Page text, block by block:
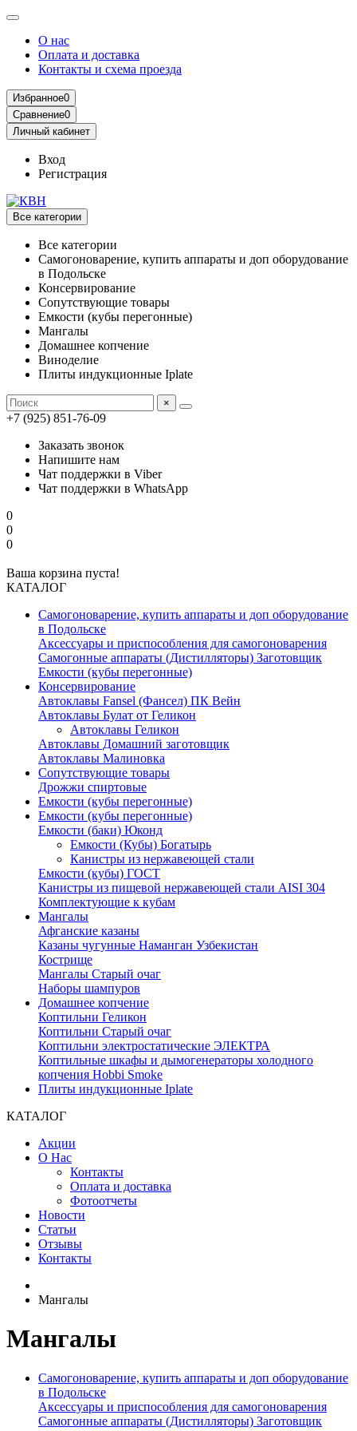
О нас
Оплата и доставка
Контакты и схема проезда
Избранное0
Сравнение0
Личный кабинет
Вход
Регистрация
Все категории
Все категории
Самогоноварение, купить аппараты и доп оборудование
в Подольске
Консервирование
Сопутствующие товары
Емкости (кубы перегонные)
Мангалы
Домашнее копчение
Виноделие
Плиты индукционные Iplate
×
+7 (925) 851-76-09
Заказать звонок
Напишите нам
Чат поддержки в Viber
Чат поддержки в WhatsApp
0
0
0
Ваша корзина пуста!
КАТАЛОГ
Самогоноварение, купить аппараты и доп оборудование
в Подольске
Аксессуары и приспособления для самогоноварения
Самогонные аппараты (Дистилляторы) Заготовщик
Емкости (кубы перегонные)
Консервирование
Автоклавы Fansel (Фансел) ПК Вейн
Автоклавы Булат от Геликон
Автоклавы Геликон
Автоклавы Домашний заготовщик
Автоклавы Малиновка
Сопутствующие товары
Дрожжи спиртовые
Емкости (кубы перегонные)
Емкости (кубы перегонные)
Емкости (баки) Юконд
Емкости (Кубы) Богатырь
Канистры из нержавеющей стали
Емкости (кубы) ГОСТ
Канистры из пищевой нержавеющей стали AISI 304
Комплектующие к кубам
Мангалы
Афганские казаны
Казаны чугунные Наманган Узбекистан
Кострище
Мангалы Старый очаг
Наборы шампуров
Домашнее копчение
Коптильни Геликон
Коптильни Старый очаг
Коптильни электростатические ЭЛЕКТРА
Коптильные шкафы и дымогенераторы холодного
копчения Hobbi Smoke
Плиты индукционные Iplate
КАТАЛОГ
Акции
О Нас
Контакты
Оплата и доставка
Фотоотчеты
Новости
Статьи
Отзывы
Контакты
Мангалы
Мангалы
Самогоноварение, купить аппараты и доп оборудование
в Подольске
Аксессуары и приспособления для самогоноварения
Самогонные аппараты (Дистилляторы) Заготовщик